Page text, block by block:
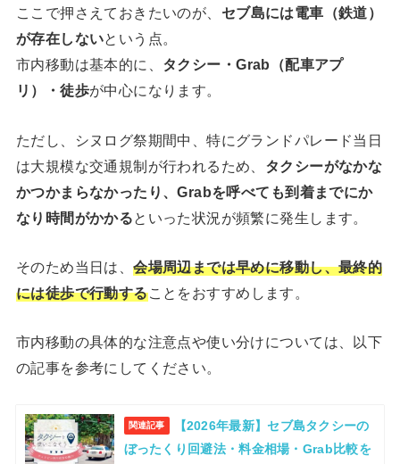
ここで押さえておきたいのが、 セブ島には電車（鉄道）
が存在しないという点。
市内移動は基本的に、 タクシー・Grab（配車アプ
リ）・徒歩が中心になります。
ただし、シヌログ祭期間中、特にグランドパレード当日
は大規模な交通規制が行われるため、 タクシーがなかな
かつかまらなかったり、Grabを呼べても到着までにか
なり時間がかかるといった状況が頻繁に発生します。
そのため当日は、会場周辺までは早めに移動し、最終的
には徒歩で行動することをおすすめします。
市内移動の具体的な注意点や使い分けについては、以下
の記事を参考にしてください。
関連記事
【2026年最新】セブ島タクシーの
ぼったくり回避法・料金相場・Grab比較を